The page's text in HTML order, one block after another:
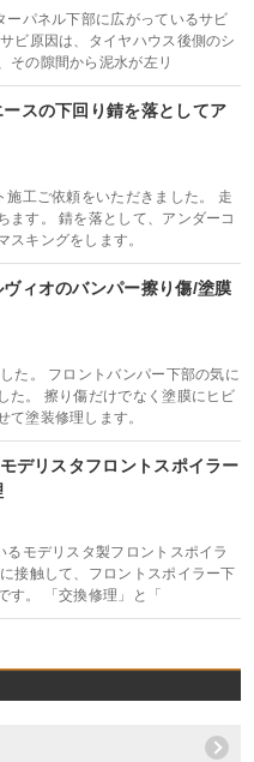
ーパネル下部に広がっているサビ
ビ原因は、タイヤハウス後側のシ
その隙間から泥水が左リ
スの下回り錆を落としてア
施工ご依頼をいただきました。 走
ます。 錆を落として、アンダーコ
キングをします。
ィオのバンパー擦り傷/塗膜
た。 フロントバンパー下部の気に
た。 擦り傷だけでなく塗膜にヒビ
塗装修理します。
デリスタフロントスポイラー
モデリスタ製フロントスポイラ
接触して、フロントスポイラー下
す。 「交換修理」と「